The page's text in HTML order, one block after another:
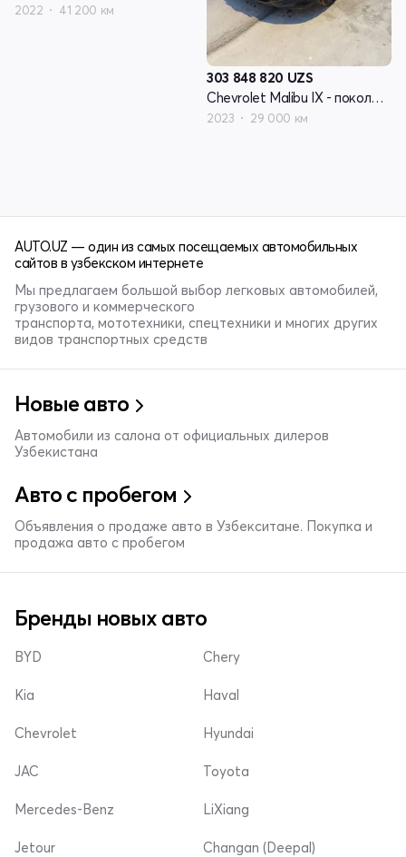
2022 41 200 км
303 848 820 UZS
Chevrolet Malibu IX - поколение рестайлинг
2023 29 000 км
AUTO.UZ — один из самых посещаемых автомобильных
сайтов в узбекском интернете
Мы предлагаем большой выбор легковых автомобилей,
грузового и коммерческого
транспорта, мототехники, спецтехники и многих других
видов транспортных средств
Новые авто
Автомобили из салона от официальных дилеров
Узбекистана
Авто с пробегом
Объявления о продаже авто в Узбекситане. Покупка и
продажа авто с пробегом
Бренды новых авто
BYD
Kia
Chevrolet
Chery
Haval
Hyundai
JAC
Mercedes-Benz
Jetour
Toyota
LiXiang
Changan (Deepal)